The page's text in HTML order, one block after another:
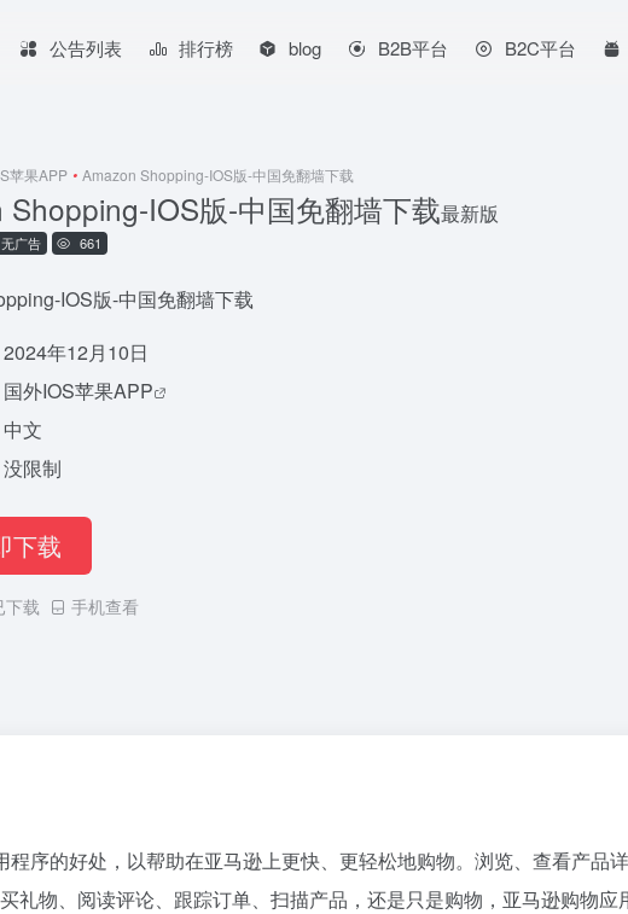
公告列表 排行榜 blog B2B平台 B2C平台
苹果APP • Amazon Shopping-IOS版-中国免翻墙下载
Shopping-IOS版-中国免翻墙下载最新版
无广告 661
IOS版-中国免翻墙下载
2024年12月10日
国外IOS苹果APP
中文
没限制
下载
下载 手机查看
序的好处，以帮助在亚马逊上更快、更轻松地购物。浏览、查看产品
礼物、阅读评论、跟踪订单、扫描产品，还是只是购物，亚马逊购物应